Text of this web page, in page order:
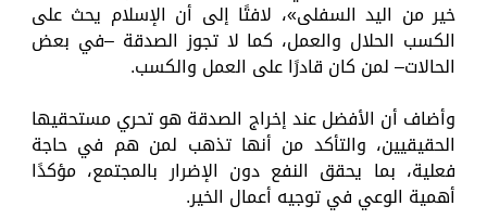
خير من اليد السفلى»، لافتًا إلى أن الإسلام يحث على
الكسب الحلال والعمل، كما لا تجوز الصدقة –في بعض
الحالات– لمن كان قادرًا على العمل والكسب.
وأضاف أن الأفضل عند إخراج الصدقة هو تحري مستحقيها
الحقيقيين، والتأكد من أنها تذهب لمن هم في حاجة
فعلية، بما يحقق النفع دون الإضرار بالمجتمع، مؤكدًا
أهمية الوعي في توجيه أعمال الخير.